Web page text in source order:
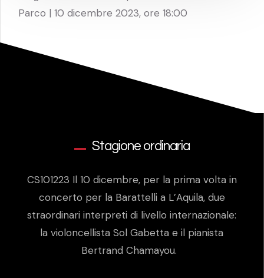
Parco | 10 dicembre 2023, ore 18:00
Stagione ordinaria
CS101223 Il 10 dicembre, per la prima volta in
concerto per la Barattelli a L’Aquila, due
straordinari interpreti di livello internazionale:
la violoncellista Sol Gabetta e il pianista
Bertrand Chamayou.